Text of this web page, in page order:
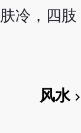
冷，四肢
风水chevron_right